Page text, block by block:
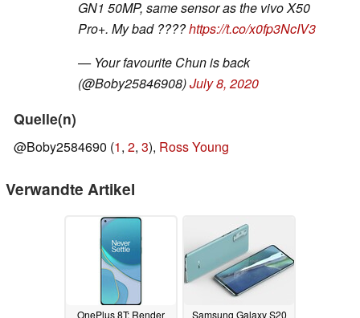
GN1 50MP, same sensor as the vivo X50
Pro+. My bad ????https://t.co/x0fp3NcIV3
— Your favourite Chun is back
(@Boby25846908)July 8, 2020
Quelle(n)
@Boby2584690 (1, 2, 3), Ross Young
Verwandte Artikel
OnePlus 8T: Render
Samsung Galaxy S20